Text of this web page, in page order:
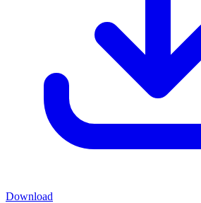
Download